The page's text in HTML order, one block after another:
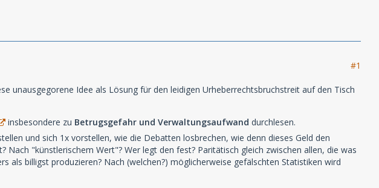
#1
unausgegorene Idee als Lösung für den leidigen Urheberrechtsbruchstreit auf den Tisch
insbesondere zu Betrugsgefahr und Verwaltungsaufwand durchlesen.
und sich 1x vorstellen, wie die Debatten losbrechen, wie denn dieses Geld den
Nach "künstlerischem Wert"? Wer legt den fest? Paritätisch gleich zwischen allen, die was
als billigst produzieren? Nach (welchen?) möglicherweise gefälschten Statistiken wird